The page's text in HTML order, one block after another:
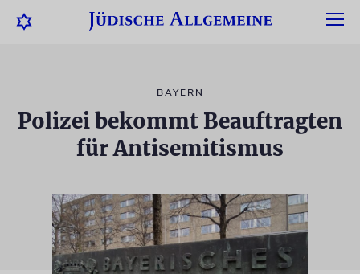
BAYERN
Polizei bekommt Beauftragten
für Antisemitismus